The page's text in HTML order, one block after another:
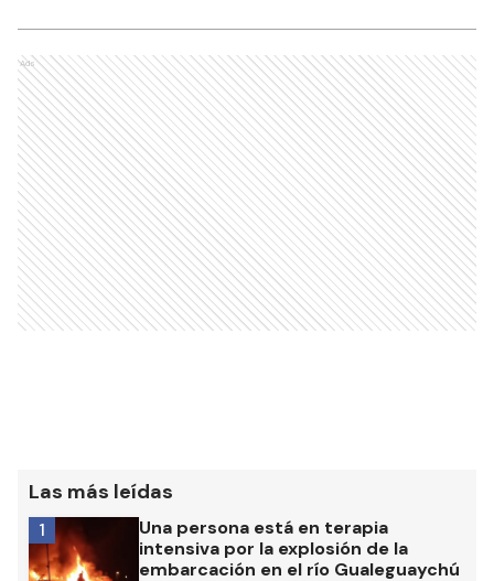
Ads
Las más leídas
Una persona está en terapia
intensiva por la explosión de la
embarcación en el río Gualeguaychú
1